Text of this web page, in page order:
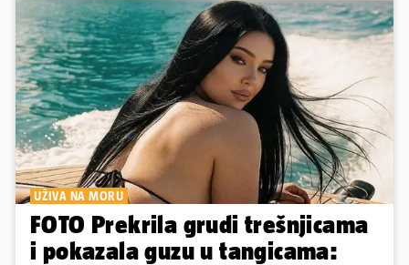
UŽIVA NA MORU
FOTO Prekrila grudi trešnjicama
i pokazala guzu u tangicama: